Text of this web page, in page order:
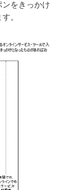
ンをきっかけ
。